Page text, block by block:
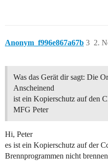
Anonym_f996e867a67b 2.
3
Was das Gerät dir sagt: Die
Anscheinend
ist ein Kopierschutz auf den
MFG Peter
Hi, Peter
es ist ein Kopierschutz auf der
Brennprogrammen nicht